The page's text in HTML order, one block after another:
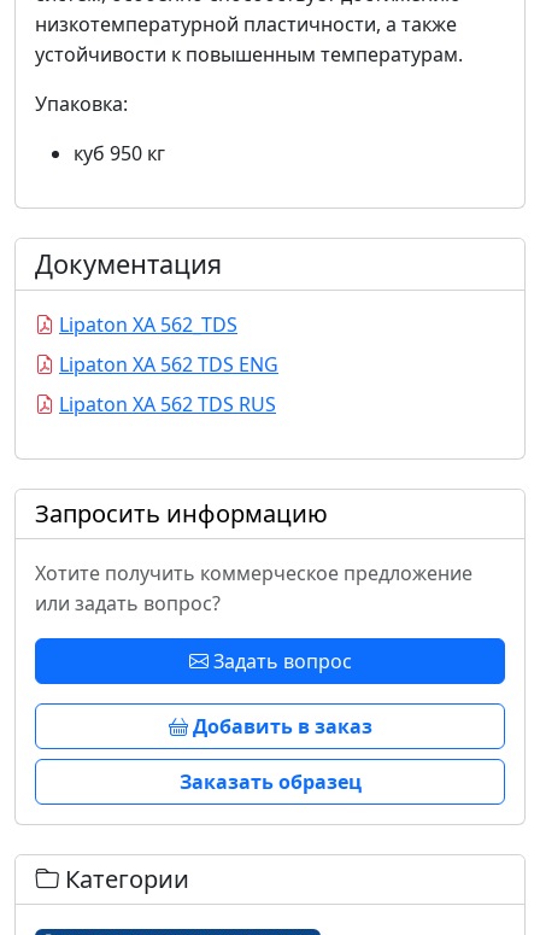
низкотемпературной пластичности, а также
устойчивости к повышенным температурам.
Упаковка:
куб 950 кг
Документация
Lipaton XA 562_TDS
Lipaton XA 562 TDS ENG
Lipaton XA 562 TDS RUS
Запросить информацию
Хотите получить коммерческое предложение
или задать вопрос?
Задать вопрос
Добавить в заказ
Заказать образец
Категории